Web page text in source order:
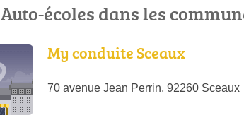
Auto-écoles dans les
My conduite Sceaux
70 avenue Jean Perrin, 92260 Sceaux